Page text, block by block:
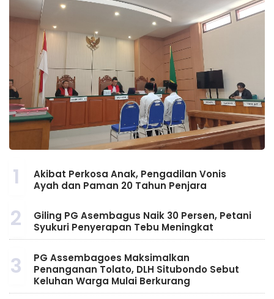
1
Akibat Perkosa Anak, Pengadilan Vonis
Ayah dan Paman 20 Tahun Penjara
2
Giling PG Asembagus Naik 30 Persen, Petani
Syukuri Penyerapan Tebu Meningkat
3
PG Assembagoes Maksimalkan
Penanganan Tolato, DLH Situbondo Sebut
Keluhan Warga Mulai Berkurang